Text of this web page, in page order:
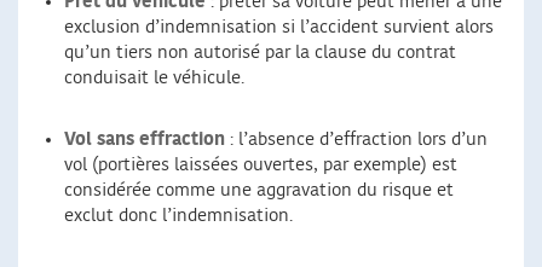
exclusion d’indemnisation si l’accident survient alors
qu’un tiers non autorisé par la clause du contrat
conduisait le véhicule.
Vol sans effraction : l’absence d’effraction lors d’un
vol (portières laissées ouvertes, par exemple) est
considérée comme une aggravation du risque et
exclut donc l’indemnisation.